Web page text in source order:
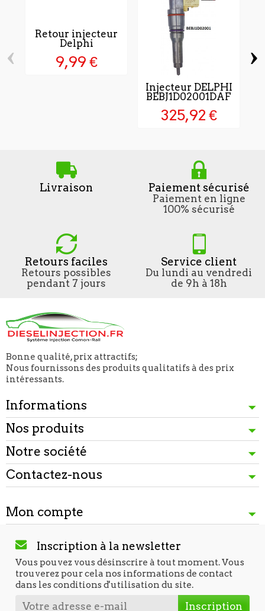
Retour injecteur
Delphi
9,99 €
Injecteur DELPHI
BEBJ1D02001DAF
325,92 €
‹ ›
Livraison Paiement sécurisé
Paiement en ligne
100% sécurisé
Retours faciles
Retours possibles
pendant 7 jours
Service client
Du lundi au vendredi
de 9h à 18h
Bonne qualité, prix attractifs;
Nous fournissons des produits qualitatifs à des prix
intéressants.
Informations
Nos produits
Notre société
Contactez-nous
Mon compte
Inscription à la newsletter
Vous pouvez vous désinscrire à tout moment. Vous
trouverez pour cela nos informations de contact
dans les conditions d'utilisation du site.